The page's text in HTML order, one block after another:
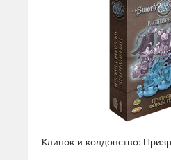
Клинок и колдовство: